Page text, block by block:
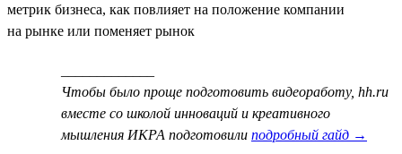
метрик бизнеса, как повлияет на положение компании
на рынке или поменяет рынок
Чтобы было проще подготовить видеоработу, hh.ru
вместе со школой инноваций и креативного
мышления ИКРА подготовили подробный гайд →